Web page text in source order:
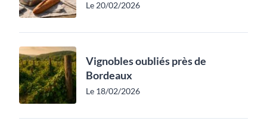
Le 20/02/2026
Vignobles oubliés près de
Bordeaux
Le 18/02/2026